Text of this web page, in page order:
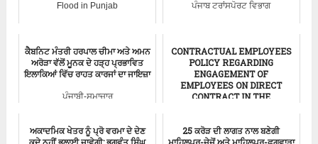
Flood in Punjab ਪੰਜਾਬ ਟਰਾਂਸਪੋਰਟ ਵਿਭਾਗ
ਕੈਬਨਿਟ ਮੰਤਰੀ ਹਰਪਾਲ ਚੀਮਾ ਅਤੇ ਅਮਨ
ਅਰੋੜਾ ਵੱਲੋਂ ਮੂਨਕ ਦੇ ਹੜ੍ਹ ਪ੍ਰਭਾਵਿਤ
ਇਲਾਕਿਆਂ ਵਿੱਚ ਰਾਹਤ ਕਾਰਜਾਂ ਦਾ ਜਾਇਜ਼ਾ
ਪੰਜਾਬੀ-ਸਮਾਚਾਰ
CONTRACTUAL EMPLOYEES
POLICY REGARDING
ENGAGEMENT OF
EMPLOYEES ON DIRECT
CONTRACT IN THE
ਪੰਜਾਬੀ-ਸਮਾਚਾਰ
ਅਕਾਦਮਿਕ ਖੇਤਰ ਨੂੰ ਪ੍ਰੋ ਵਰਮਾ ਦੇ ਦੇਣ
25 ਕਰੋੜ ਦੀ ਲਾਗਤ ਨਾਲ ਬਣੇਗੀ